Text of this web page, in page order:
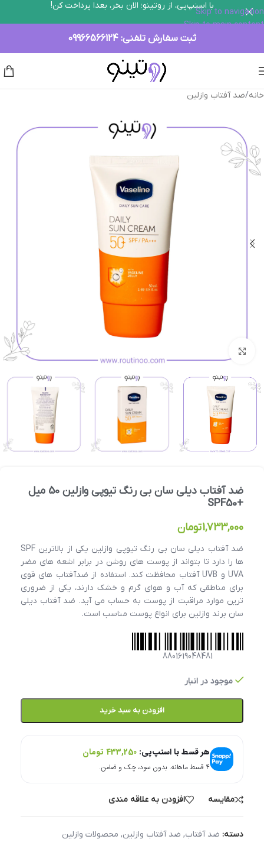
Skip to navigation
Skip to main content
با اسنپ‌پی، از روتینو؛ الان بخر، بعدا پرداخت کن!
ثبت سفارش تلفنی: 09966566124
خانه/ضد آفتاب وازلین
ضد آفتاب دیلی سان بی رنگ تیوپی وازلین 50 میل
+SPF50
1,733,000تومان
ضد آفتاب دیلی سان بی رنگ تیوپی وازلین یکی از بالاترین SPF
ها را دارد تا بتواند از پوست های روشن در برابر اشعه های مضر
UVA و UVB آفتاب محافظت کند. استفاده از ضدآفتاب های قوی
برای مناطقی که آب و هوای گرم و خشک دارند، یکی از ضروری
ترین موارد مراقبت از پوست به حساب می آید. ضد آفتاب دیلی
سان برند وازلین برای انواع پوست مناسب است.
8801619048481
موجود در انبار
افزودن به سبد خرید
هر قسط با اسنپ‌پی: 433,250 تومان
۴ قسط ماهانه. بدون سود، چک و ضامن.
مقایسه افزودن به علاقه مندی
دسته: ضد آفتاب, ضد آفتاب وازلین, محصولات وازلین